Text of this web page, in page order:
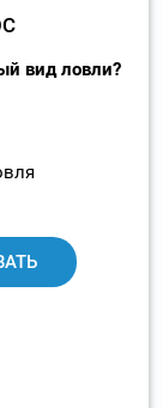
вид ловли?